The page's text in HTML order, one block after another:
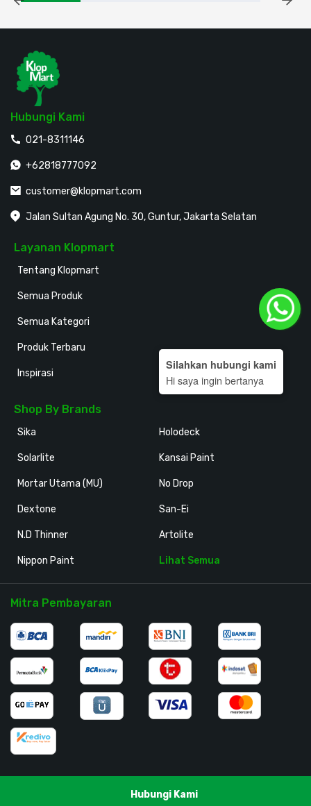
Hubungi Kami
021-8311146
+62818777092
customer@klopmart.com
Jalan Sultan Agung No. 30, Guntur, Jakarta Selatan
Layanan Klopmart
Tentang Klopmart
Semua Produk
Semua Kategori
Produk Terbaru
Inspirasi
Shop By Brands
Sika
Solarlite
Mortar Utama (MU)
Dextone
N.D Thinner
Nippon Paint
Holodeck
Kansai Paint
No Drop
San-Ei
Artolite
Lihat Semua
Mitra Pembayaran
Hubungi Kami
Silahkan hubungi kami
Hi saya ingin bertanya